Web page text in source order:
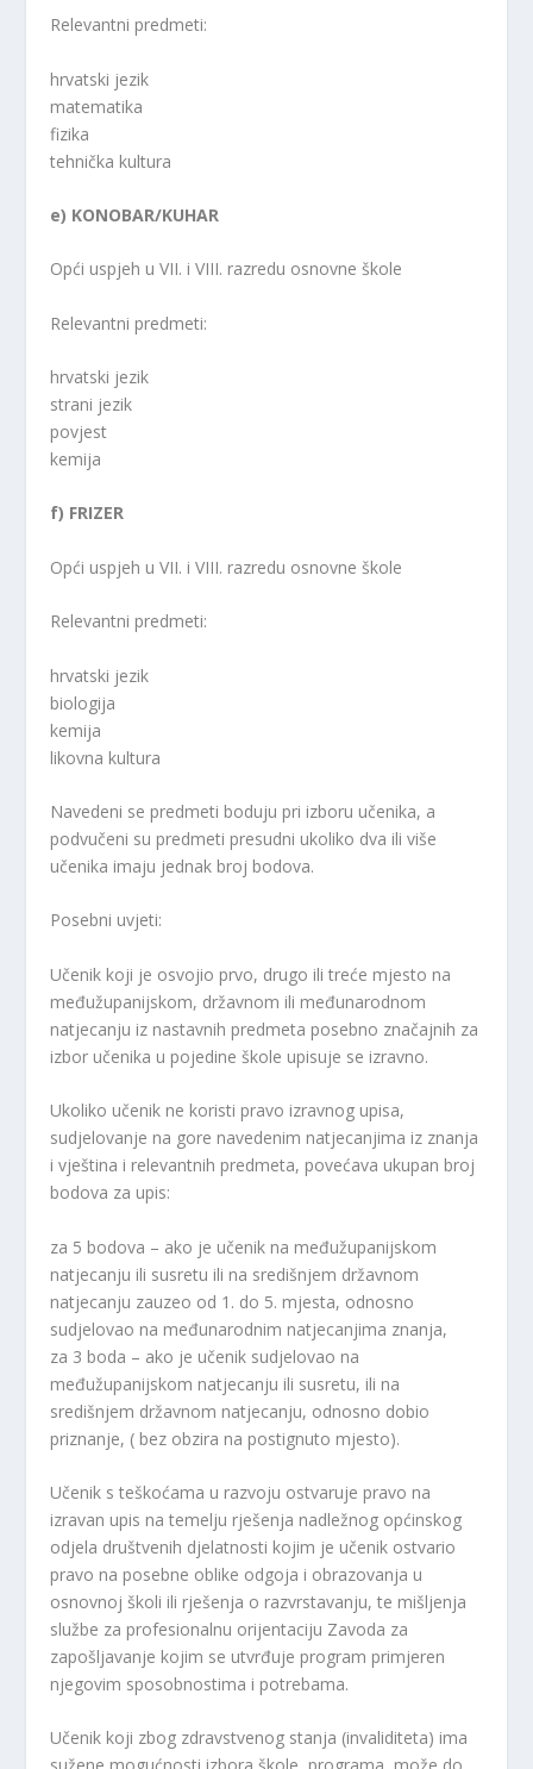
Relevantni predmeti:
hrvatski jezik
matematika
fizika
tehnička kultura
e) KONOBAR/KUHAR
Opći uspjeh u VII. i VIII. razredu osnovne škole
Relevantni predmeti:
hrvatski jezik
strani jezik
povjest
kemija
f) FRIZER
Opći uspjeh u VII. i VIII. razredu osnovne škole
Relevantni predmeti:
hrvatski jezik
biologija
kemija
likovna kultura
Navedeni se predmeti boduju pri izboru učenika, a
podvučeni su predmeti presudni ukoliko dva ili više
učenika imaju jednak broj bodova.
Posebni uvjeti:
Učenik koji je osvojio prvo, drugo ili treće mjesto na
međužupanijskom, državnom ili međunarodnom
natjecanju iz nastavnih predmeta posebno značajnih za
izbor učenika u pojedine škole upisuje se izravno.
Ukoliko učenik ne koristi pravo izravnog upisa,
sudjelovanje na gore navedenim natjecanjima iz znanja
i vještina i relevantnih predmeta, povećava ukupan broj
bodova za upis:
za 5 bodova – ako je učenik na međužupanijskom
natjecanju ili susretu ili na središnjem državnom
natjecanju zauzeo od 1. do 5. mjesta, odnosno
sudjelovao na međunarodnim natjecanjima znanja,
za 3 boda – ako je učenik sudjelovao na
međužupanijskom natjecanju ili susretu, ili na
središnjem državnom natjecanju, odnosno dobio
priznanje, ( bez obzira na postignuto mjesto).
Učenik s teškoćama u razvoju ostvaruje pravo na
izravan upis na temelju rješenja nadležnog općinskog
odjela društvenih djelatnosti kojim je učenik ostvario
pravo na posebne oblike odgoja i obrazovanja u
osnovnoj školi ili rješenja o razvrstavanju, te mišljenja
službe za profesionalnu orijentaciju Zavoda za
zapošljavanje kojim se utvrđuje program primjeren
njegovim sposobnostima i potrebama.
Učenik koji zbog zdravstvenog stanja (invaliditeta) ima